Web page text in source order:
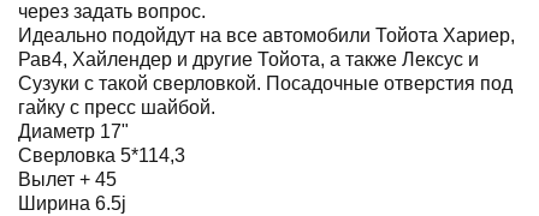
через задать вопрос.
Идеально подойдут на все автомобили Тойота Хариер,
Рав4, Хайлендер и другие Тойота, а также Лексус и
Сузуки с такой сверловкой. Посадочные отверстия под
гайку с пресс шайбой.
Диаметр 17"
Сверловка 5*114,3
Вылет + 45
Ширина 6.5j